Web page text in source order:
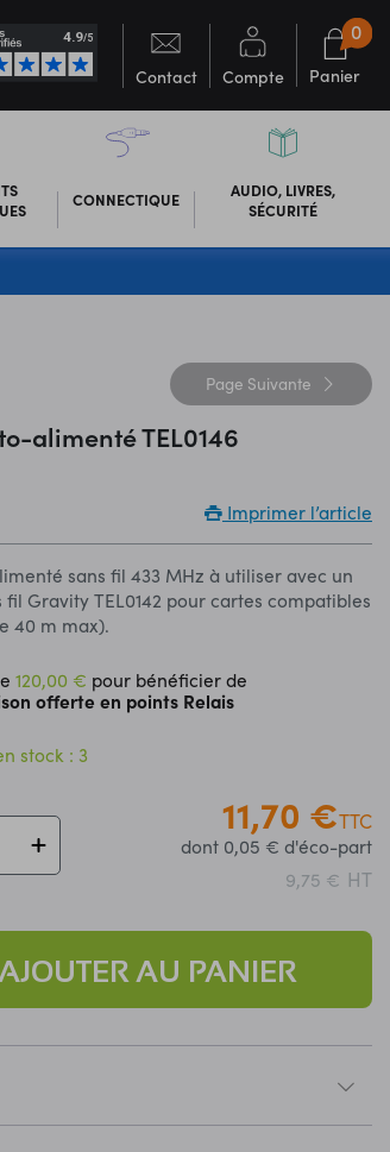
Contact Compte Panier
0
CONNECTIQUE
AUDIO, LIVRES,
SÉCURITÉ
Page Suivante
alimenté TEL0146
Imprimer l’article
sans fil 433 MHz à utiliser avec un
Gravity TEL0142 pour cartes compatibles
40 m max).
120,00 € pour bénéficier de
offerte en points Relais
stock : 3
11,70 €TTC
dont 0,05 € d'éco-part
9,75 € HT
AJOUTER AU PANIER